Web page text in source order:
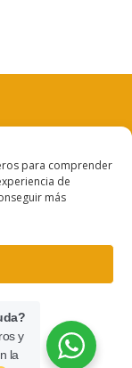
para comprender
de
más
y
la